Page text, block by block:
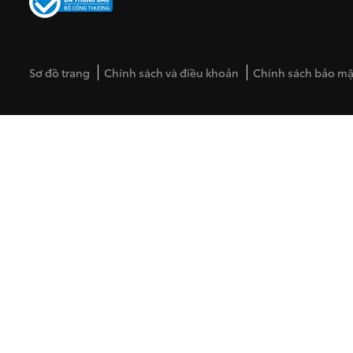
Sơ đồ trang Chính sách và điều khoản Chính sách bảo